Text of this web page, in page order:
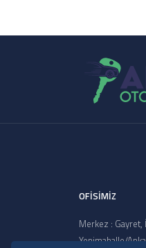
OFİSİMİZ
Merkez : Gayret,
Yenimahalle/